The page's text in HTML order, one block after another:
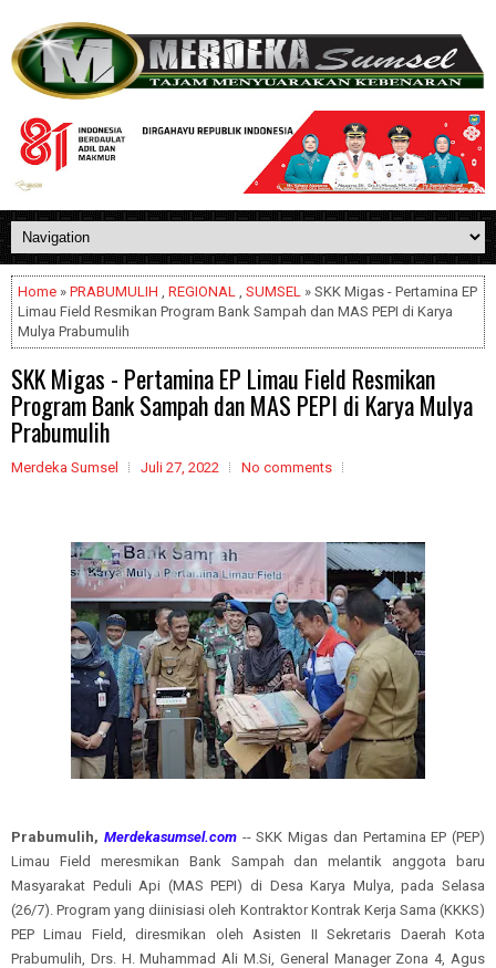
Home » PRABUMULIH , REGIONAL , SUMSEL » SKK Migas - Pertamina EP
Limau Field Resmikan Program Bank Sampah dan MAS PEPI di Karya
Mulya Prabumulih
SKK Migas - Pertamina EP Limau Field Resmikan
Program Bank Sampah dan MAS PEPI di Karya Mulya
Prabumulih
Merdeka Sumsel Juli 27, 2022 No comments
Prabumulih, Merdekasumsel.com-- SKK Migas dan Pertamina EP (PEP)
Limau Field meresmikan Bank Sampah dan melantik anggota baru
Masyarakat Peduli Api (MAS PEPI) di Desa Karya Mulya, pada Selasa
(26/7). Program yang diinisiasi oleh Kontraktor Kontrak Kerja Sama (KKKS)
PEP Limau Field, diresmikan oleh Asisten II Sekretaris Daerah Kota
Prabumulih, Drs. H. Muhammad Ali M.Si, General Manager Zona 4, Agus